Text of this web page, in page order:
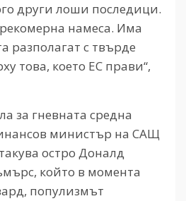
други лоши последици.
намеса. Има
разполагат с твърде
това, което ЕС прави“,
за гневната средна
министър на САЩ
остро Доналд
който в момента
популизмът